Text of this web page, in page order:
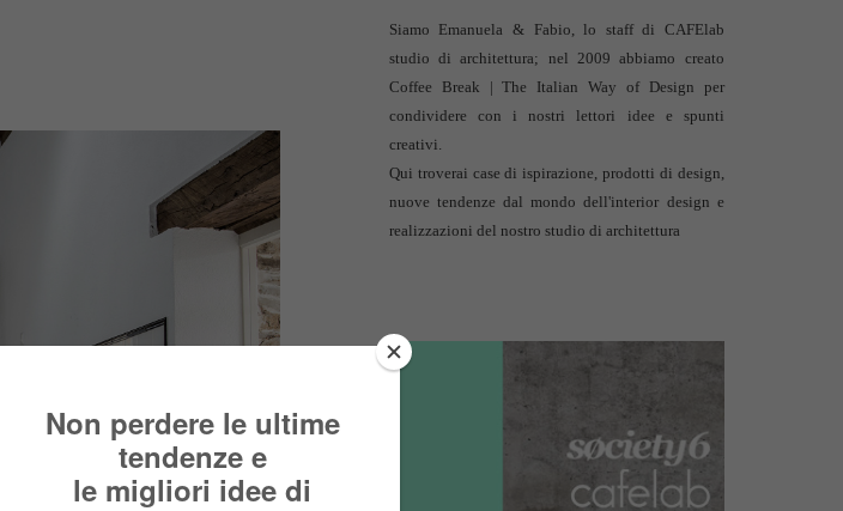
Siamo Emanuela & Fabio, lo staff di CAFElab
studio di architettura; nel 2009 abbiamo creato
Coffee Break | The Italian Way of Design per
condividere con i nostri lettori idee e spunti
creativi.
Qui troverai case di ispirazione, prodotti di design,
nuove tendenze dal mondo dell'interior design e
realizzazioni del nostro studio di architettura